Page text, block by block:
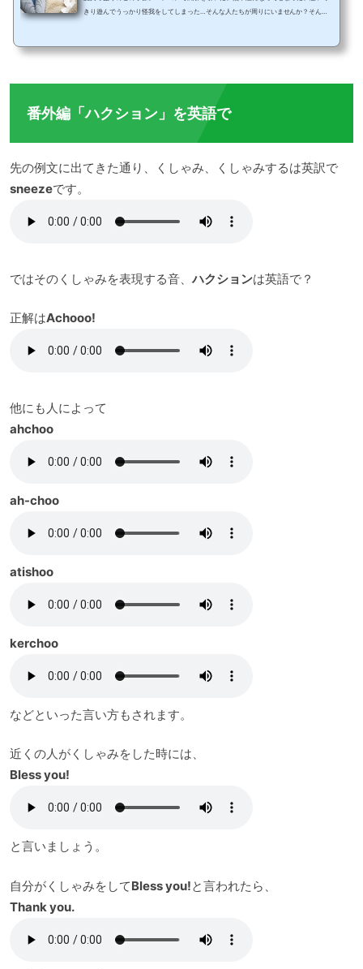
きり遊んでうっかり怪我をしてしまった…そんな人たちが周りにいませんか？そんな
（またね）と似たニュアンスとして「またね、元気でね」「気をつけて帰ってね」と
番外編「ハクション」を英語で
先の例文に出てきた通り、くしゃみ、くしゃみするは英訳で
sneezeです。
ではそのくしゃみを表現する音、ハクションは英語で？
正解はAchooo!
他にも人によって
ahchoo
ah-choo
atishoo
kerchoo
などといった言い方もされます。
近くの人がくしゃみをした時には、
Bless you!
と言いましょう。
自分がくしゃみをしてBless you!と言われたら、
Thank you.